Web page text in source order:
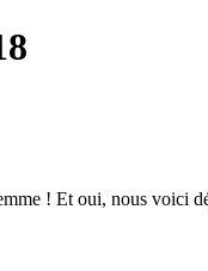
! Et oui, nous voici